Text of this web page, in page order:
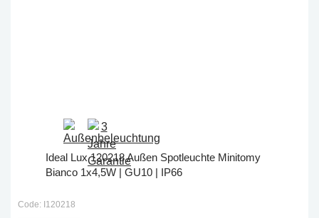
Ideal Lux 120218 Außen Spotleuchte Minitomy
Bianco 1x4,5W | GU10 | IP66
Code: I120218